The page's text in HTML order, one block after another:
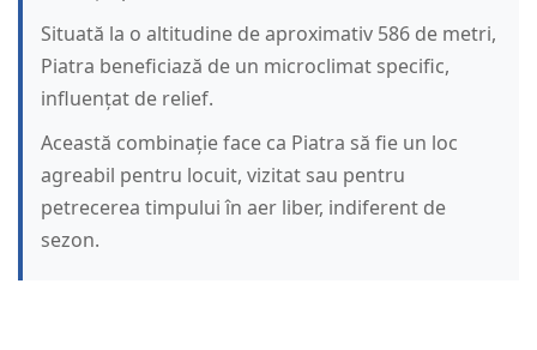
Situată la o altitudine de aproximativ 586 de metri,
Piatra beneficiază de un microclimat specific,
influențat de relief.
Această combinație face ca Piatra să fie un loc
agreabil pentru locuit, vizitat sau pentru
petrecerea timpului în aer liber, indiferent de
sezon.